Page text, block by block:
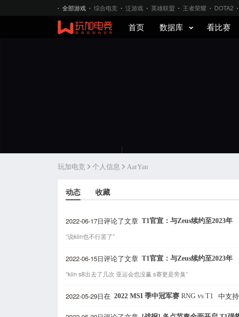
全部游戏 综合电竞 泛游戏 英雄联盟 王者荣耀 DOTA2
首页 数据库 看比赛
玩加电竞 个人信息 AarYan
动态 收藏
2022-06-17日评论了文章 T1官宣：与Zeus续约至2023年
“说kiin也不行罢了”
2022-06-15日评论了文章 T1官宣：与Zeus续约至2023年
“kiin s8出去了几次 亚运会也没赢 s赛更是旁臭”
2022-05-29日在 2022 MSI 季中冠军赛 RNG vs T1 中支